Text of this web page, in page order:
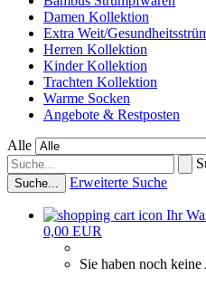
Damen Kollektion
Extra Weit/
Herren Kollektion
Kinder Kollektion
Trachten Kollektion
Warme Socken
Angebote & Restposten
Alle
Suche... Erweiterte Suche
Ihr
0,00 EUR
Sie haben noch